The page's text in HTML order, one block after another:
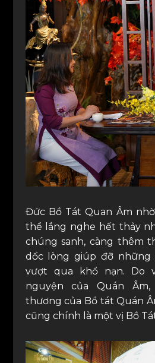
Đức Bồ Tát Quan Âm
thể lắng nghe hết thảy
chúng sanh, càng thêm
dốc lòng giúp đỡ những
vượt qua khổ nạn. Do
nguyện của Quán
thương của Bồ tát Quán
cũng chính là một vị Bồ